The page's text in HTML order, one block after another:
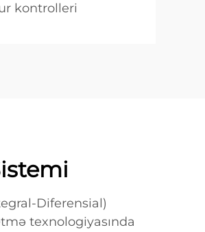
kontrolleri
Diferensial)
texnologiyasında